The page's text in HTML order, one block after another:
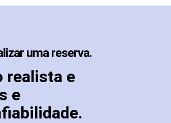
uma reserva.
realista e
e